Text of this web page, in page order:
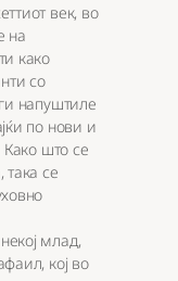
век, во
на
како
со
напуштиле
по нови и
Како што се
се
млад,
кој во